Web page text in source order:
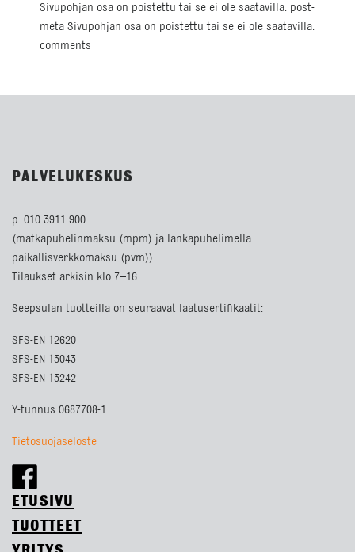
Sivupohjan osa on poistettu tai se ei ole saatavilla: post-
meta Sivupohjan osa on poistettu tai se ei ole saatavilla:
comments
PALVELUKESKUS
p. 010 3911 900
(matkapuhelinmaksu (mpm) ja lankapuhelimella
paikallisverkkomaksu (pvm))
Tilaukset arkisin klo 7–16
Seepsulan tuotteilla on seuraavat laatusertifikaatit:
SFS-EN 12620
SFS-EN 13043
SFS-EN 13242
Y-tunnus 0687708-1
Tietosuojaseloste
ETUSIVU
TUOTTEET